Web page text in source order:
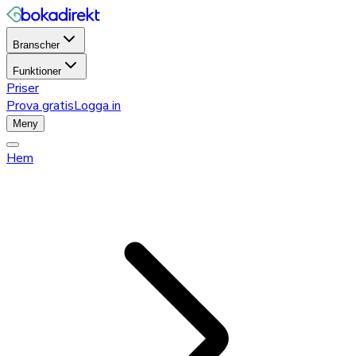
Branscher
Funktioner
Priser
Prova gratisLogga in
Meny
Hem